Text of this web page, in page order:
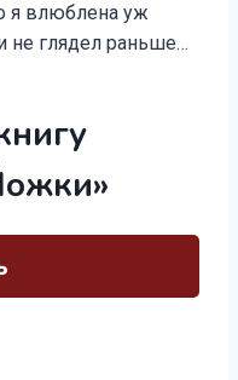
я влюблена уж
не глядел раньше…